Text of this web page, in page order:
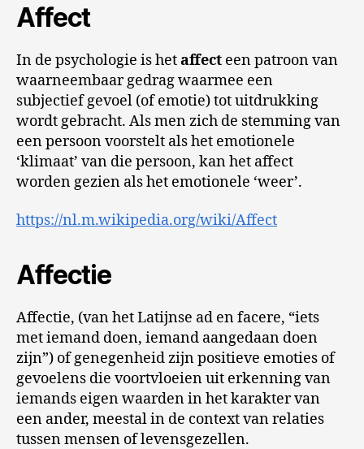
Affect
In de psychologie is hetaffect een patroon van
waarneembaar gedrag waarmee een
subjectief gevoel (of emotie) tot uitdrukking
wordt gebracht. Als men zich de stemming van
een persoon voorstelt als het emotionele
‘klimaat’ van die persoon, kan het affect
worden gezien als het emotionele ‘weer’.
https://nl.m.wikipedia.org/wiki/Affect
Affectie
Affectie, (van het Latijnse ad en facere, “iets
met iemand doen, iemand aangedaan doen
zijn”) of genegenheid zijn positieve emoties of
gevoelens die voortvloeien uit erkenning van
iemands eigen waarden in het karakter van
een ander, meestal in de context van relaties
tussen mensen of levensgezellen.